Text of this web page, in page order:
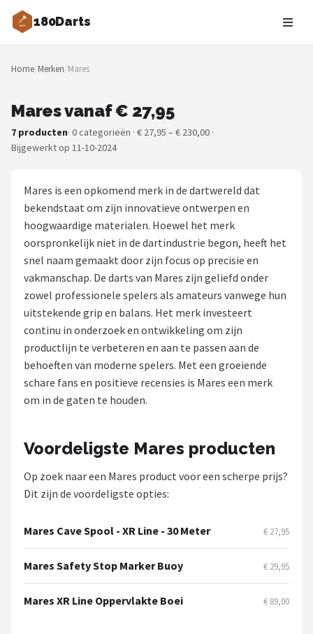
180Darts
Zoeken
NAVIGATIE
Merken
Dartspelers
Toernooien
Spelregels
Uitgooilijst
POPULAIRE MERKEN
Target
Dart
ABC Darts
Mission
Harrows
Home/Merken/Mares
Mares vanaf € 27,95
7 producten· 0 categorieën · € 27,95 – € 230,00 ·
Bijgewerkt op 11-10-2024
Mares is een opkomend merk in de dartwereld dat
bekendstaat om zijn innovatieve ontwerpen en
hoogwaardige materialen. Hoewel het merk
oorspronkelijk niet in de dartindustrie begon, heeft het
snel naam gemaakt door zijn focus op precisie en
vakmanschap. De darts van Mares zijn geliefd onder
zowel professionele spelers als amateurs vanwege hun
uitstekende grip en balans. Het merk investeert
continu in onderzoek en ontwikkeling om zijn
productlijn te verbeteren en aan te passen aan de
behoeften van moderne spelers. Met een groeiende
schare fans en positieve recensies is Mares een merk
om in de gaten te houden.
Voordeligste Mares producten
Op zoek naar een Mares product voor een scherpe prijs?
Dit zijn de voordeligste opties:
Mares Cave Spool - XR Line - 30 Meter € 27,95
Mares Safety Stop Marker Buoy € 29,95
Mares XR Line Oppervlakte Boei € 89,00